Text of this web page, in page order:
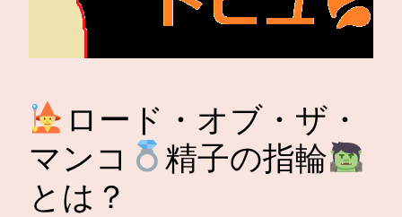
ロード・オブ・ザ・
マンコ
精子の指輪
とは？